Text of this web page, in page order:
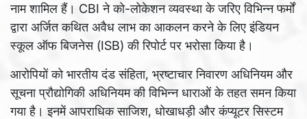
नाम शामिल हैं। CBI ने को-लोकेशन व्यवस्था के जरिए विभिन्न फर्मों
द्वारा अर्जित कथित अवैध लाभ का आकलन करने के लिए इंडियन
स्कूल ऑफ बिजनेस (ISB) की रिपोर्ट पर भरोसा किया है।
आरोपियों को भारतीय दंड संहिता, भ्रष्टाचार निवारण अधिनियम और
सूचना प्रौद्योगिकी अधिनियम की विभिन्न धाराओं के तहत समन किया
गया है। इनमें आपराधिक साजिश, धोखाधड़ी और कंप्यूटर सिस्टम